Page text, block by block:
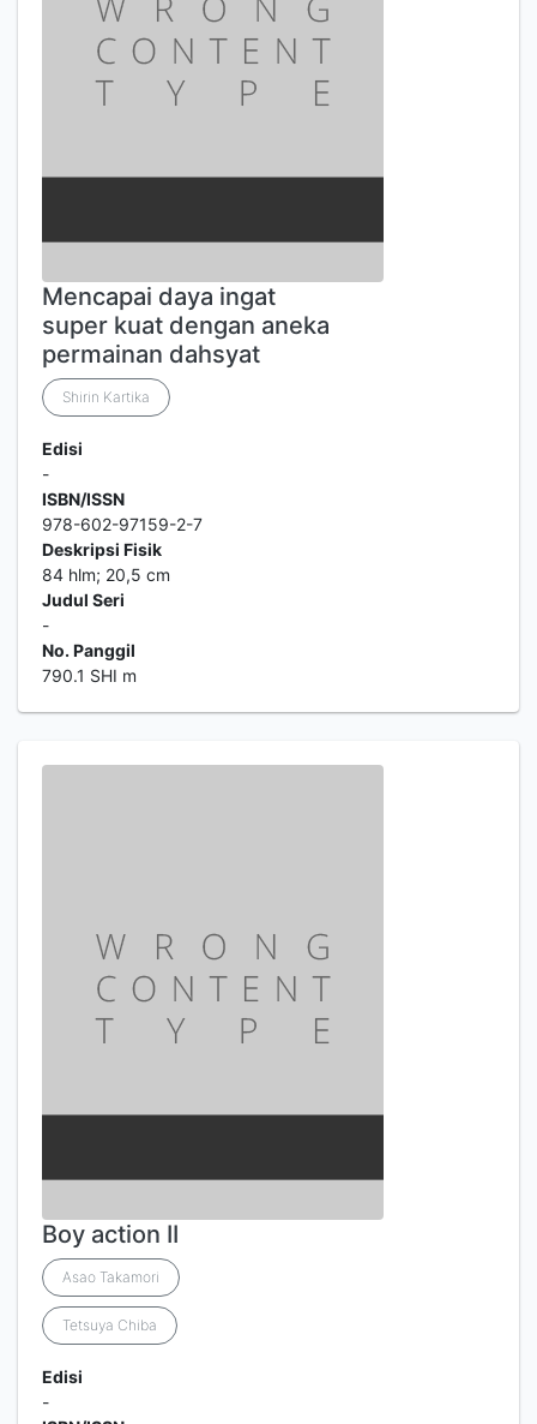
Mencapai daya ingat
super kuat dengan aneka
permainan dahsyat
Shirin Kartika
Edisi
-
ISBN/ISSN
978-602-97159-2-7
Deskripsi Fisik
84 hlm; 20,5 cm
Judul Seri
-
No. Panggil
790.1 SHI m
Boy action II
Asao Takamori
Tetsuya Chiba
Edisi
-